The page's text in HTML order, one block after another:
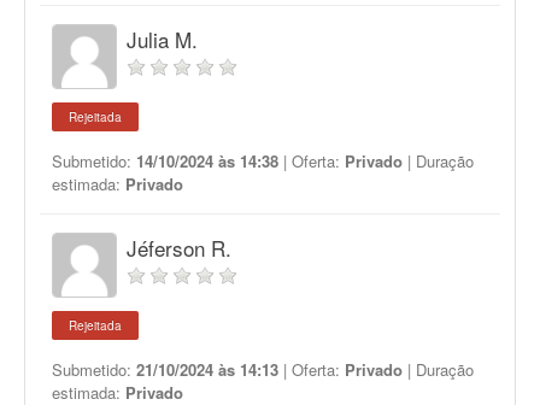
Julia M.
Rejeitada
Submetido: 14/10/2024 às 14:38 | Oferta: Privado | Duração
estimada: Privado
Jéferson R.
Rejeitada
Submetido: 21/10/2024 às 14:13 | Oferta: Privado | Duração
estimada: Privado